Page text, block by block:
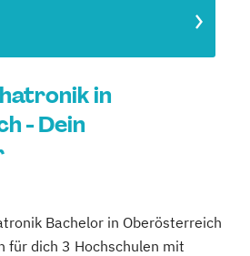
in
- Dein
Bachelor in Oberösterreich
für dich 3 Hochschulen mit